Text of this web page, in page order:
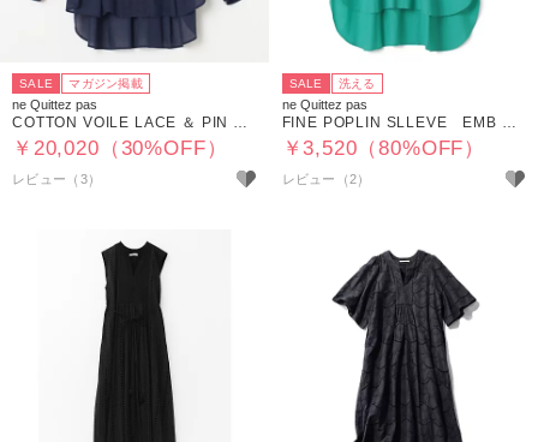
SALE マガジン掲載
ne Quittez pas
COTTON VOILE LACE ＆ PIN TUCK BLOUSE
￥20,020（30%OFF）
レビュー（3）
SALE 洗える
ne Quittez pas
FINE POPLIN SLLEVE EMB SHIRTS
￥3,520（80%OFF）
レビュー（2）